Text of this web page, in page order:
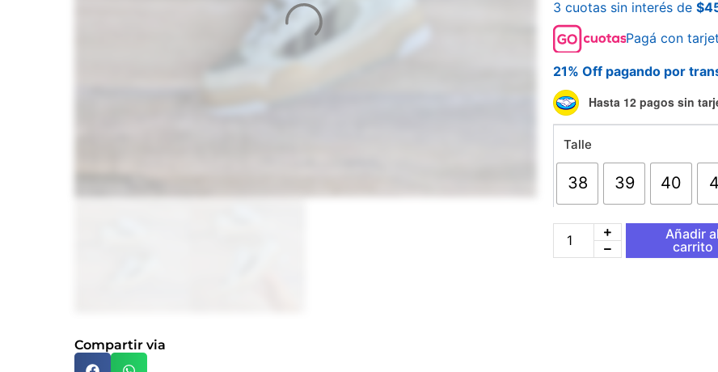
Compartir via
3 cuotas sin interés de$
Pagá con
21% Off pagando por
Hasta 12 pagos sin
Talle
38 39 40
Adidas
Adi
2000
Blanca
y
Marron
cantidad
Añadir al
carrito